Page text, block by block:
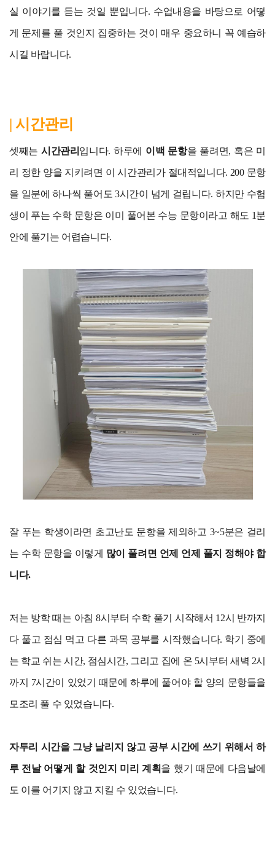
실 이야기를 듣는 것일 뿐입니다. 수업내용을 바탕으로 어떻
게 문제를 풀 것인지 집중하는 것이 매우 중요하니 꼭 예습하
시길 바랍니다.
| 시간관리
셋째는 시간관리 입니다. 하루에 이백 문항을 풀려면, 혹은 미
리 정한 양을 지키려면 이 시간관리가 절대적입니다. 200 문항
을 일분에 하나씩 풀어도 3시간이 넘게 걸립니다. 하지만 수험
생이 푸는 수학 문항은 이미 풀어본 수능 문항이라고 해도 1분
안에 풀기는 어렵습니다.
잘 푸는 학생이라면 초고난도 문항을 제외하고 3~5분은 걸리
는 수학 문항을 이렇게 많이 풀려면 언제 언제 풀지 정해야 합
니다.
저는 방학 때는 아침 8시부터 수학 풀기 시작해서 12시 반까지
다 풀고 점심 먹고 다른 과목 공부를 시작했습니다. 학기 중에
는 학교 쉬는 시간, 점심시간, 그리고 집에 온 5시부터 새벽 2시
까지 7시간이 있었기 때문에 하루에 풀어야 할 양의 문항들을
모조리 풀 수 있었습니다.
자투리 시간을 그냥 날리지 않고 공부 시간에 쓰기 위해서 하
루 전날 어떻게 할 것인지 미리 계획을 했기 때문에 다음날에
도 이를 어기지 않고 지킬 수 있었습니다.